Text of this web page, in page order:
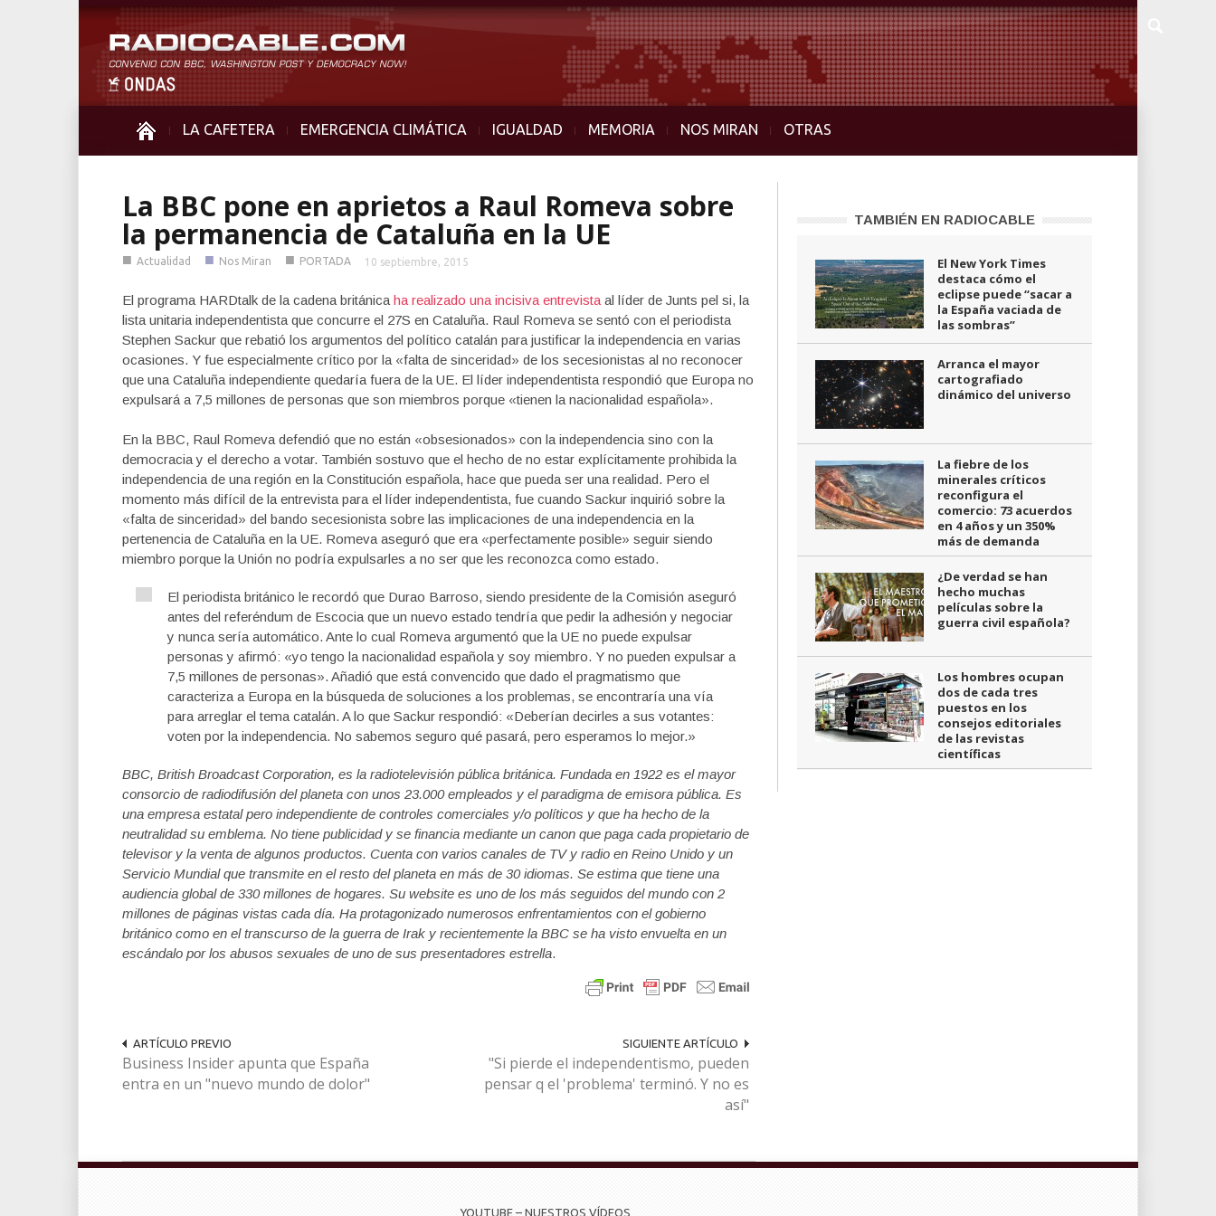
LA CAFETERA EMERGENCIA CLIMÁTICA IGUALDAD MEMORIA NOS MIRAN OTRAS
La BBC pone en aprietos a Raul Romeva sobre
la permanencia de Cataluña en la UE
■ Actualidad ■ Nos Miran ■ PORTADA 10 septiembre, 2015
El programa HARDtalk de la cadena británica ha realizado una incisiva entrevista al líder de Junts pel si, la
lista unitaria independentista que concurre el 27S en Cataluña. Raul Romeva se sentó con el periodista
Stephen Sackur que rebatió los argumentos del político catalán para justificar la independencia en varias
ocasiones. Y fue especialmente crítico por la «falta de sinceridad» de los secesionistas al no reconocer
que una Cataluña independiente quedaría fuera de la UE. El líder independentista respondió que Europa no
expulsará a 7,5 millones de personas que son miembros porque «tienen la nacionalidad española».
En la BBC, Raul Romeva defendió que no están «obsesionados» con la independencia sino con la
democracia y el derecho a votar. También sostuvo que el hecho de no estar explícitamente prohibida la
independencia de una región en la Constitución española, hace que pueda ser una realidad. Pero el
momento más difícil de la entrevista para el líder independentista, fue cuando Sackur inquirió sobre la
«falta de sinceridad» del bando secesionista sobre las implicaciones de una independencia en la
pertenencia de Cataluña en la UE. Romeva aseguró que era «perfectamente posible» seguir siendo
miembro porque la Unión no podría expulsarles a no ser que les reconozca como estado.
El periodista británico le recordó que Durao Barroso, siendo presidente de la Comisión aseguró
antes del referéndum de Escocia que un nuevo estado tendría que pedir la adhesión y negociar
y nunca sería automático. Ante lo cual Romeva argumentó que la UE no puede expulsar
personas y afirmó: «yo tengo la nacionalidad española y soy miembro. Y no pueden expulsar a
7,5 millones de personas». Añadió que está convencido que dado el pragmatismo que
caracteriza a Europa en la búsqueda de soluciones a los problemas, se encontraría una vía
para arreglar el tema catalán. A lo que Sackur respondió: «Deberían decirles a sus votantes:
voten por la independencia. No sabemos seguro qué pasará, pero esperamos lo mejor.»
BBC, British Broadcast Corporation, es la radiotelevisión pública británica. Fundada en 1922 es el mayor
consorcio de radiodifusión del planeta con unos 23.000 empleados y el paradigma de emisora pública. Es
una empresa estatal pero independiente de controles comerciales y/o políticos y que ha hecho de la
neutralidad su emblema. No tiene publicidad y se financia mediante un canon que paga cada propietario de
televisor y la venta de algunos productos. Cuenta con varios canales de TV y radio en Reino Unido y un
Servicio Mundial que transmite en el resto del planeta en más de 30 idiomas. Se estima que tiene una
audiencia global de 330 millones de hogares. Su website es uno de los más seguidos del mundo con 2
millones de páginas vistas cada día. Ha protagonizado numerosos enfrentamientos con el gobierno
británico como en el transcurso de la guerra de Irak y recientemente la BBC se ha visto envuelta en un
escándalo por los abusos sexuales de uno de sus presentadores estrella.
ARTÍCULO PREVIO
Business Insider apunta que España
entra en un "nuevo mundo de dolor"
SIGUIENTE ARTÍCULO
"Si pierde el independentismo, pueden
pensar q el 'problema' terminó. Y no es
así"
TAMBIÉN EN RADIOCABLE
El New York Times
destaca cómo el
eclipse puede “sacar a
la España vaciada de
las sombras”
Arranca el mayor
cartografiado
dinámico del universo
La fiebre de los
minerales críticos
reconfigura el
comercio: 73 acuerdos
en 4 años y un 350%
más de demanda
¿De verdad se han
hecho muchas
películas sobre la
guerra civil española?
Los hombres ocupan
dos de cada tres
puestos en los
consejos editoriales
de las revistas
científicas
YOUTUBE – NUESTROS VÍDEOS